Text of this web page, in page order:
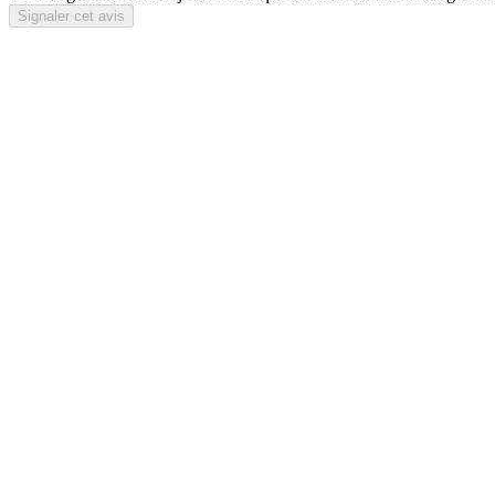
Signaler cet avis